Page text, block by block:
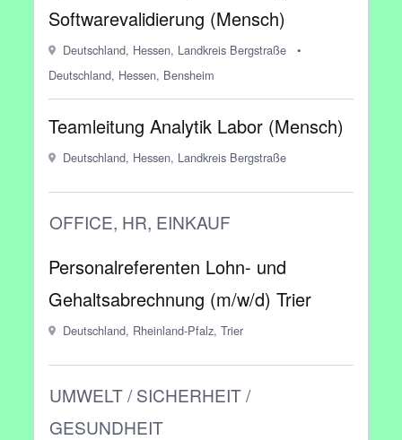
Softwarevalidierung (Mensch)
Deutschland, Hessen, Landkreis Bergstraße
•
Deutschland, Hessen, Bensheim
Teamleitung Analytik Labor (Mensch)
Deutschland, Hessen, Landkreis Bergstraße
OFFICE, HR, EINKAUF
Personalreferenten Lohn- und
Gehaltsabrechnung (m/w/d) Trier
Deutschland, Rheinland-Pfalz, Trier
UMWELT / SICHERHEIT /
GESUNDHEIT